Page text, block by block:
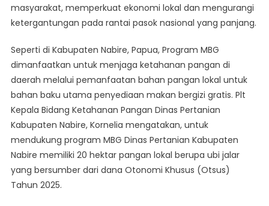
masyarakat, memperkuat ekonomi lokal dan mengurangi
ketergantungan pada rantai pasok nasional yang panjang.
Seperti di Kabupaten Nabire, Papua, Program MBG
dimanfaatkan untuk menjaga ketahanan pangan di
daerah melalui pemanfaatan bahan pangan lokal untuk
bahan baku utama penyediaan makan bergizi gratis. Plt
Kepala Bidang Ketahanan Pangan Dinas Pertanian
Kabupaten Nabire, Kornelia mengatakan, untuk
mendukung program MBG Dinas Pertanian Kabupaten
Nabire memiliki 20 hektar pangan lokal berupa ubi jalar
yang bersumber dari dana Otonomi Khusus (Otsus)
Tahun 2025.